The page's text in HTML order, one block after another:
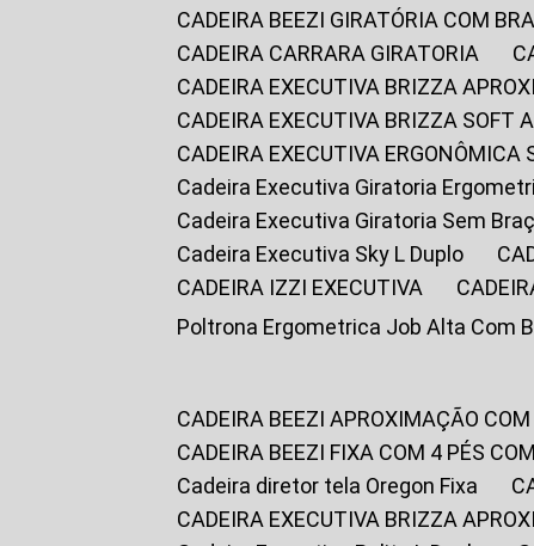
CADEIRA BEEZI GIRATÓRIA COM
CADEIRA CARRARA GIRATORIA
CADEIRA EXECUTIVA BRIZZA
CADEIRA EXECUTIVA BRIZZA SOFT
CADEIRA EXECUTIVA ERGONÔMICA
Cadeira Executiva Giratoria
Cadeira Executiva Giratoria Sem
Cadeira Executiva Sky L Duplo
CADEIRA IZZI EXECUTIVA
Poltrona Ergometrica Job Alta Com
CADEIRA BEEZI APROXIMAÇÃO
CADEIRA BEEZI FIXA COM 4 PÉS
Cadeira diretor tela Oregon Fixa
CADEIRA EXECUTIVA BRIZZA